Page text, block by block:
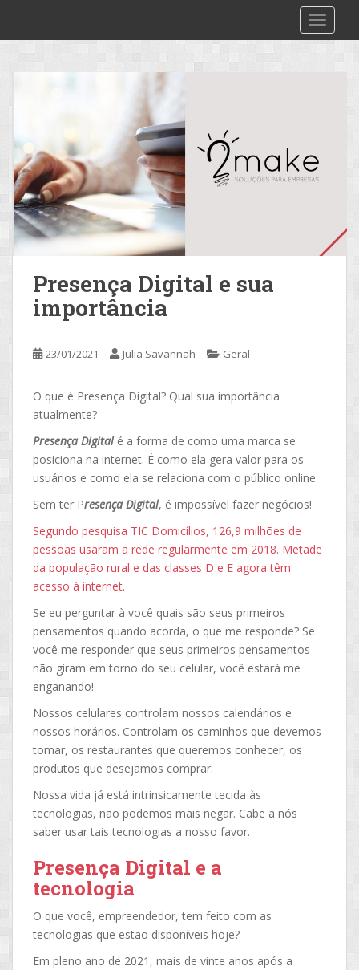
i
Presença Digital e sua
importância
23/01/2021 Julia Savannah Geral
O que é Presença Digital? Qual sua importância
atualmente?
Presença Digital é a forma de como uma marca se
posiciona na internet. É como ela gera valor para os
usuários e como ela se relaciona com o público online.
Sem ter Presença Digital, é impossível fazer negócios!
Segundo pesquisa TIC Domicílios, 126,9 milhões de
pessoas usaram a rede regularmente em 2018. Metade
da população rural e das classes D e E agora têm
acesso à internet.
Se eu perguntar à você quais são seus primeiros
pensamentos quando acorda, o que me responde? Se
você me responder que seus primeiros pensamentos
não giram em torno do seu celular, você estará me
enganando!
Nossos celulares controlam nossos calendários e
nossos horários. Controlam os caminhos que devemos
tomar, os restaurantes que queremos conhecer, os
produtos que desejamos comprar.
Nossa vida já está intrinsicamente tecida às
tecnologias, não podemos mais negar. Cabe a nós
saber usar tais tecnologias a nosso favor.
Presença Digital e a
tecnologia
O que você, empreendedor, tem feito com as
tecnologias que estão disponíveis hoje?
Em pleno ano de 2021, mais de vinte anos após a